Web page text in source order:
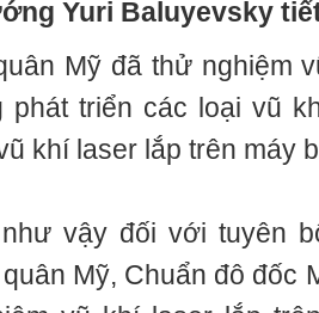
Yuri Baluyevsky
Mỹ đã thử nghiệm
phát triển các loại vũ
khí laser lắp trên máy
vậy đối với tuyên
Mỹ, Chuẩn đô đốc